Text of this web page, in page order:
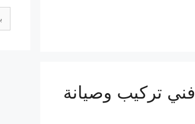
فني بدالات العديلية 66428585 فني تركيب وصيانة